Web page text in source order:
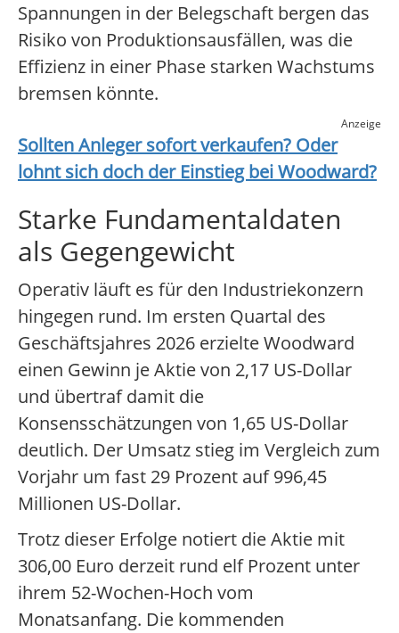
Spannungen in der Belegschaft bergen das
Risiko von Produktionsausfällen, was die
Effizienz in einer Phase starken Wachstums
bremsen könnte.
Anzeige
Sollten Anleger sofort verkaufen? Oder
lohnt sich doch der Einstieg beiWoodward?
Starke Fundamentaldaten
als Gegengewicht
Operativ läuft es für den Industriekonzern
hingegen rund. Im ersten Quartal des
Geschäftsjahres 2026 erzielte Woodward
einen Gewinn je Aktie von 2,17 US-Dollar
und übertraf damit die
Konsensschätzungen von 1,65 US-Dollar
deutlich. Der Umsatz stieg im Vergleich zum
Vorjahr um fast 29 Prozent auf 996,45
Millionen US-Dollar.
Trotz dieser Erfolge notiert die Aktie mit
306,00 Euro derzeit rund elf Prozent unter
ihrem 52-Wochen-Hoch vom
Monatsanfang. Die kommenden